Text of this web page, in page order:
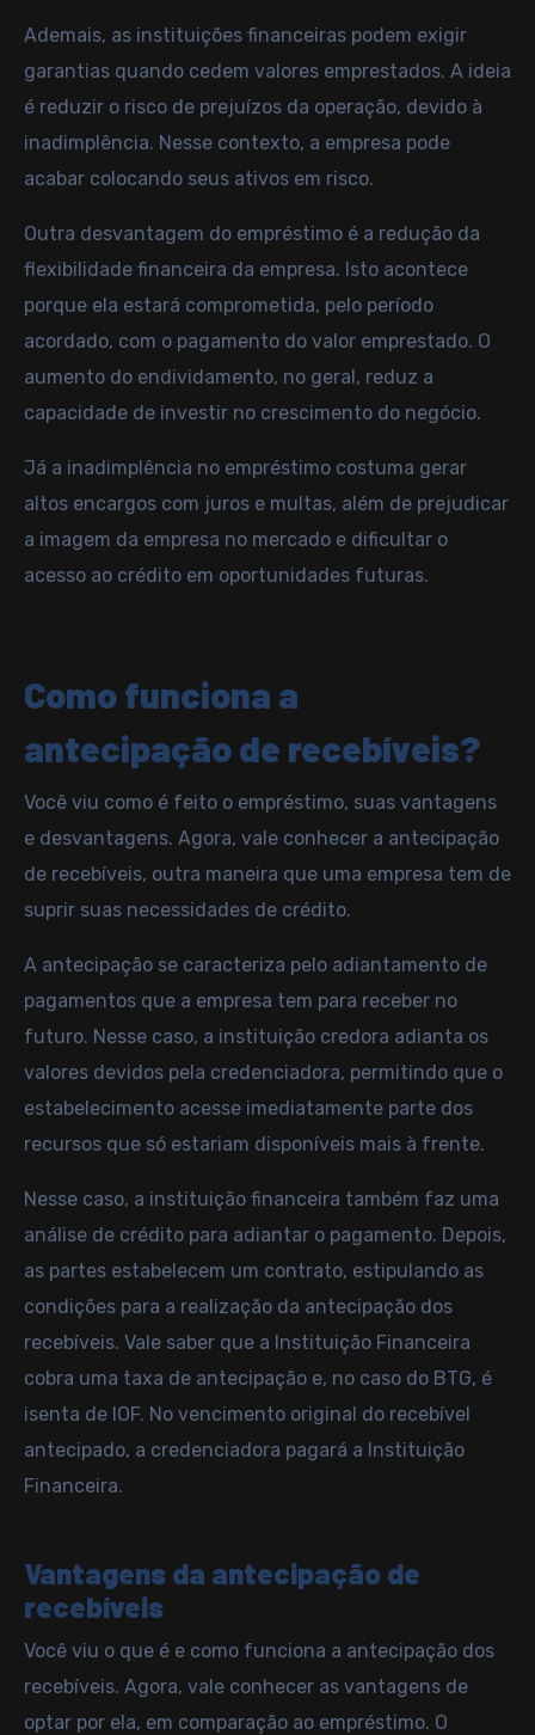
Ademais, as instituições financeiras podem exigir
garantias quando cedem valores emprestados. A ideia
é reduzir o risco de prejuízos da operação, devido à
inadimplência. Nesse contexto, a empresa pode
acabar colocando seus ativos em risco.
Outra desvantagem do empréstimo é a redução da
flexibilidade financeira da empresa. Isto acontece
porque ela estará comprometida, pelo período
acordado, com o pagamento do valor emprestado. O
aumento do endividamento, no geral, reduz a
capacidade de investir no crescimento do negócio.
Já a inadimplência no empréstimo costuma gerar
altos encargos com juros e multas, além de prejudicar
a imagem da empresa no mercado e dificultar o
acesso ao crédito em oportunidades futuras.
Como funciona a
antecipação de recebíveis?
Você viu como é feito o empréstimo, suas vantagens
e desvantagens. Agora, vale conhecer a antecipação
de recebíveis, outra maneira que uma empresa tem de
suprir suas necessidades de crédito.
A antecipação se caracteriza pelo adiantamento de
pagamentos que a empresa tem para receber no
futuro. Nesse caso, a instituição credora adianta os
valores devidos pela credenciadora, permitindo que o
estabelecimento acesse imediatamente parte dos
recursos que só estariam disponíveis mais à frente.
Nesse caso, a instituição financeira também faz uma
análise de crédito para adiantar o pagamento. Depois,
as partes estabelecem um contrato, estipulando as
condições para a realização da antecipação dos
recebíveis. Vale saber que a Instituição Financeira
cobra uma taxa de antecipação e, no caso do BTG, é
isenta de IOF. No vencimento original do recebível
antecipado, a credenciadora pagará a Instituição
Financeira.
Vantagens da antecipação de
recebíveis
Você viu o que é e como funciona a antecipação dos
recebíveis. Agora, vale conhecer as vantagens de
optar por ela, em comparação ao empréstimo. O